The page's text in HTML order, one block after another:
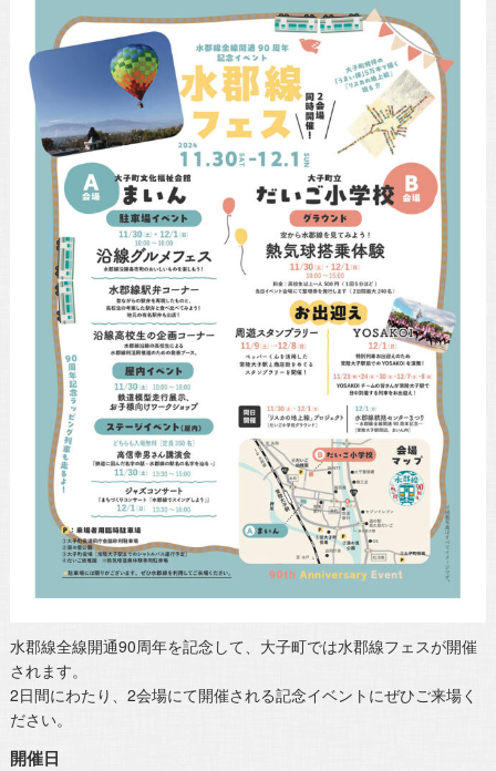
水郡線全線開通90周年を記念して、大子町では水郡線フェスが開催
されます。
2日間にわたり、2会場にて開催される記念イベントにぜひご来場く
ださい。
開催日